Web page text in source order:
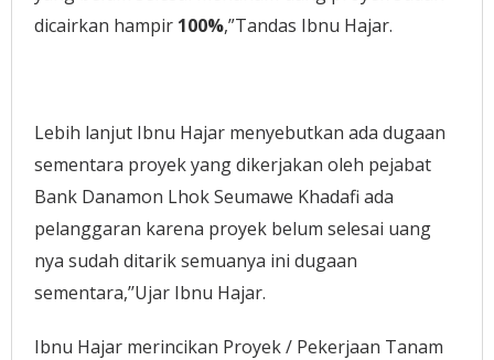
dicairkan hampir 100%,”Tandas Ibnu Hajar.
Lebih lanjut Ibnu Hajar menyebutkan ada dugaan
sementara proyek yang dikerjakan oleh pejabat
Bank Danamon Lhok Seumawe Khadafi ada
pelanggaran karena proyek belum selesai uang
nya sudah ditarik semuanya ini dugaan
sementara,’’Ujar Ibnu Hajar.
Ibnu Hajar merincikan Proyek / Pekerjaan Tanam